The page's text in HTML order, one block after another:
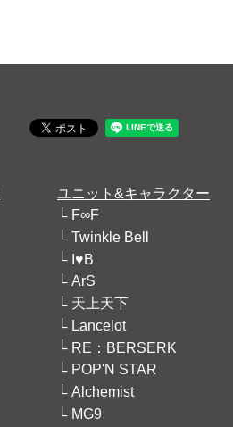
ユニット&キャラクター
F∞F
Twinkle Bell
I♥B
ArS
天上天下
Lancelot
RE：BERSERK
POP'N STAR
Alchemist
MG9